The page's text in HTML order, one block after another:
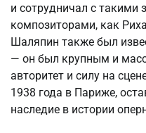
и сотрудничал с такими
композиторами, как
Шаляпин также был
— он был крупным и
авторитет и силу на
1938 года в Париже,
наследие в истории